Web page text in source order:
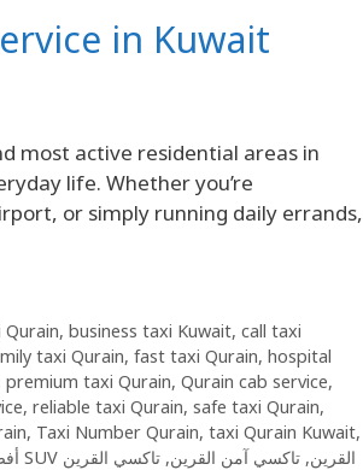
in Kuwait
most active residential areas in
life. Whether you’re
or simply running daily errands,
, business taxi Kuwait, call taxi
taxi Qurain, fast taxi Qurain, hospital
premium taxi Qurain, Qurain cab service,
, reliable taxi Qurain, safe taxi Qurain,
, Taxi Number Qurain, taxi Qurain Kuwait,
تاكسي SUV القرين, تاكسي آمن القرين, تاكسي القرين